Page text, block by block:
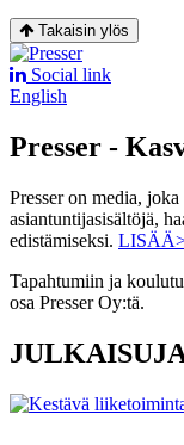
Takaisin ylös
Social link
English
Presser -
Presser on media,
asiantuntijasisältöjä,
edistämiseksi.
Tapahtumiin ja
osa Presser Oy:tä.